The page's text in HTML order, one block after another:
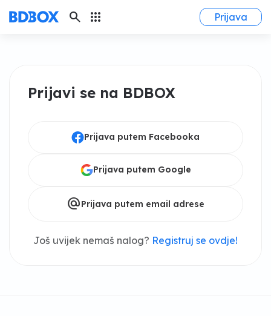
search apps Prijava
Prijavi se na BDBOX
Prijava putem Facebooka
Prijava putem Google
alternate_emailPrijava putem email adrese
Još uvijek nemaš nalog? Registruj se ovdje!